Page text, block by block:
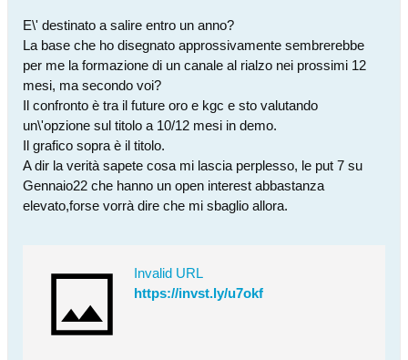
E\' destinato a salire entro un anno?
La base che ho disegnato approssivamente sembrerebbe
per me la formazione di un canale al rialzo nei prossimi 12
mesi, ma secondo voi?
Il confronto è tra il future oro e kgc e sto valutando
un\'opzione sul titolo a 10/12 mesi in demo.
Il grafico sopra è il titolo.
A dir la verità sapete cosa mi lascia perplesso, le put 7 su
Gennaio22 che hanno un open interest abbastanza
elevato,forse vorrà dire che mi sbaglio allora.
Invalid URL
https://invst.ly/u7okf